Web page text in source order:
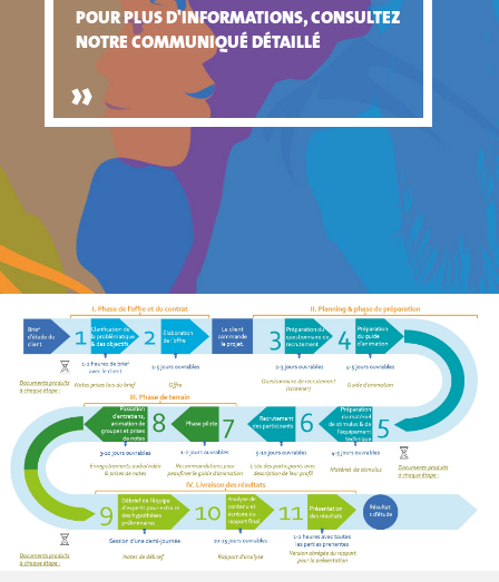
POUR PLUS D'INFORMATIONS, CONSULTEZ
NOTRE COMMUNIQUÉ DÉTAILLÉ
»